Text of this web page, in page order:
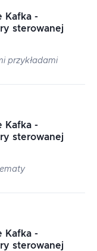
Kafka -
sterowanej
przykładami
Kafka -
sterowanej
Kafka -
sterowanej